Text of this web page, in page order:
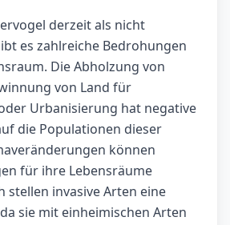
derzeit als nicht
es zahlreiche Bedrohungen
Die Abholzung von
von Land für
Urbanisierung hat negative
die Populationen dieser
können
für ihre Lebensräume
stellen invasive Arten eine
sie mit einheimischen Arten